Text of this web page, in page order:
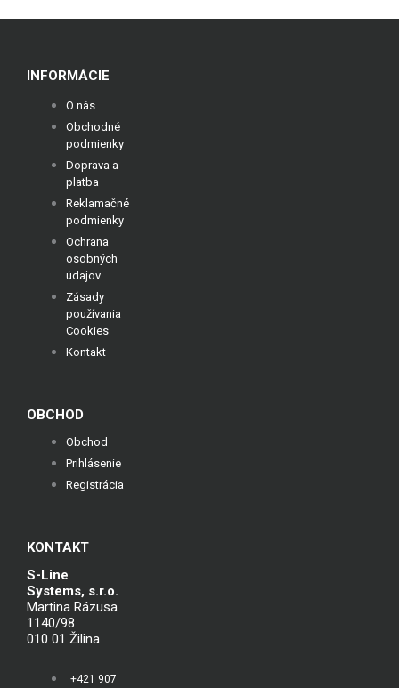
INFORMÁCIE
O nás
Obchodné
podmienky
Doprava a
platba
Reklamačné
podmienky
Ochrana
osobných
údajov
Zásady
používania
Cookies
Kontakt
OBCHOD
Obchod
Prihlásenie
Registrácia
KONTAKT
S-Line
Systems, s.r.o.
Martina Rázusa
1140/98
010 01 Žilina
+421 907